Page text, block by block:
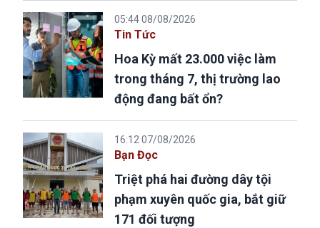
05:44 08/08/2026
Tin Tức
Hoa Kỳ mất 23.000 việc làm
trong tháng 7, thị trường lao
động đang bất ổn?
16:12 07/08/2026
Bạn Đọc
Triệt phá hai đường dây tội
phạm xuyên quốc gia, bắt giữ
171 đối tượng